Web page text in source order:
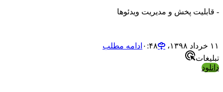
پخش و مدیریت ویدئوها
ادامه مطلب